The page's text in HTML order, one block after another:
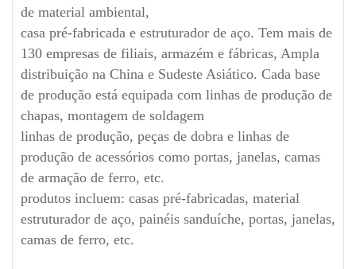
de material ambiental,
casa pré-fabricada e estruturador de aço. Tem mais de
130 empresas de filiais, armazém e fábricas, Ampla
distribuição na China e Sudeste Asiático. Cada base
de produção está equipada com linhas de produção de
chapas, montagem de soldagem
linhas de produção, peças de dobra e linhas de
produção de acessórios como portas, janelas, camas
de armação de ferro, etc.
produtos incluem: casas pré-fabricadas, material
estruturador de aço, painéis sanduíche, portas, janelas,
camas de ferro, etc.